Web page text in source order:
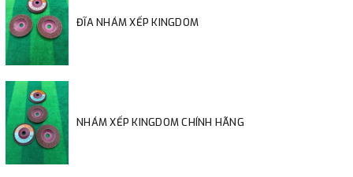
ĐĨA NHÁM XẾP KINGDOM
NHÁM XẾP KINGDOM CHÍNH HÃNG